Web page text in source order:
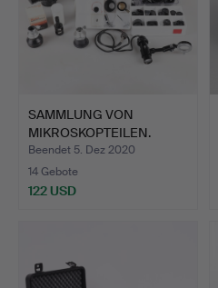
SAMMLUNG VON
MIKROSKOPTEILEN.
Beendet 5. Dez 2020
14 Gebote
122 USD